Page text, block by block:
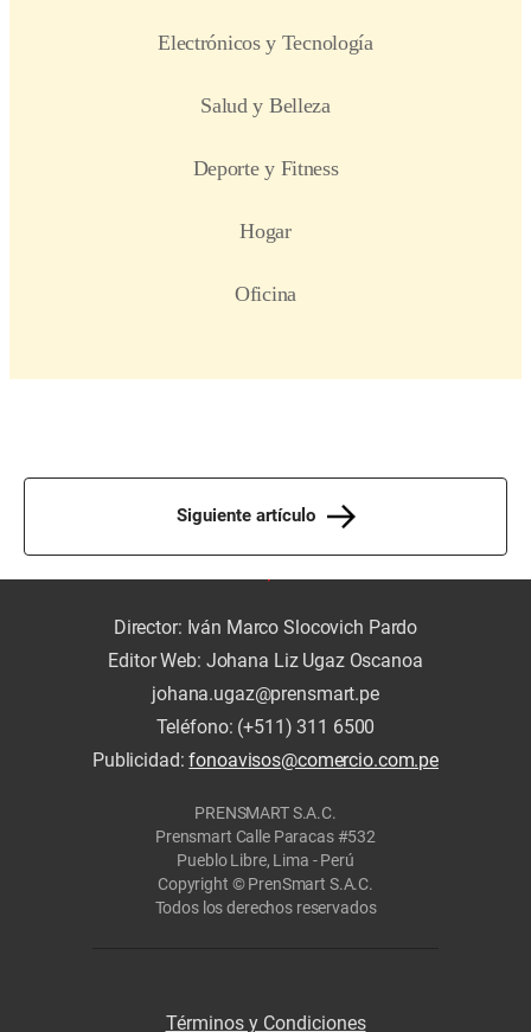
Siguiente artículo
Director: Iván Marco Slocovich Pardo
Editor Web: Johana Liz Ugaz Oscanoa
johana.ugaz@prensmart.pe
Teléfono: (+511) 311 6500
Publicidad:fonoavisos@comercio.com.pe
PRENSMART S.A.C.
Prensmart Calle Paracas #532
Pueblo Libre, Lima - Perú
Copyright © PrenSmart S.A.C.
Todos los derechos reservados
Términos y Condiciones